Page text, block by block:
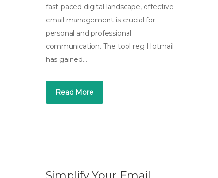
fast-paced digital landscape, effective
email management is crucial for
personal and professional
communication. The tool reg Hotmail
has gained…
Read More
Simplify Your Email